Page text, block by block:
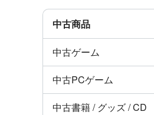
中古商品
中古ゲーム
中古PCゲーム
中古書籍 / グッズ / CD